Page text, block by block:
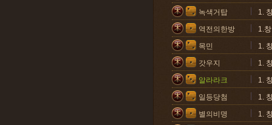
녹색거탑
1.
역전의한방
1.
목민
1.
갓우지
1.
알라라크
1.
일등당첨
1.
별의비명
1.